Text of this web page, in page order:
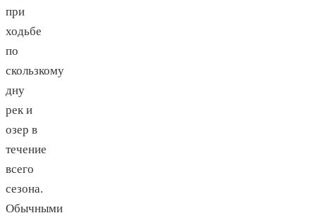
при
ходьбе
по
скользкому
дну
рек и
озер в
течение
всего
сезона.
Обычными